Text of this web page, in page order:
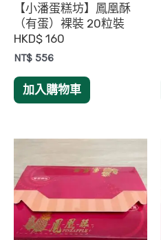
【小潘蛋糕坊】鳳凰酥
（有蛋）裸裝 20粒裝
HKD$ 160
NT$ 556
加入購物車